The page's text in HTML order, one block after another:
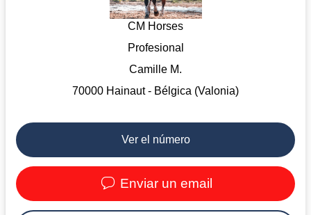
CM Horses
Profesional
Camille M.
70000 Hainaut - Bélgica (Valonia)
Ver el número
Enviar un email